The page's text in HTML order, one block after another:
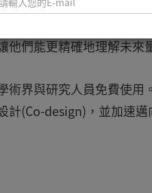
：「藉由結合尖端量子
他們能更精確地理解未來
術界與研究人員免費使
(Co-design)，並加速